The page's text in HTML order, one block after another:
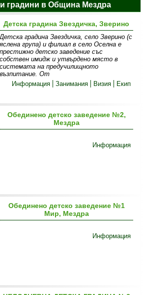
градини в Община Мездра
Детска градина Звездичка, Зверино
Детска градина Звездичка, село Зверино (с
яслена група) и филиал в село Оселна е
престижно детско заведение със
собствен имидж и утвърдено място в
системата на предучилищното
възпитание. От
Информация
Занимания Визия Екип
Обединено детско заведение №2,
Мездра
Информация
Обединено детско заведение №1
Мир, Мездра
Информация